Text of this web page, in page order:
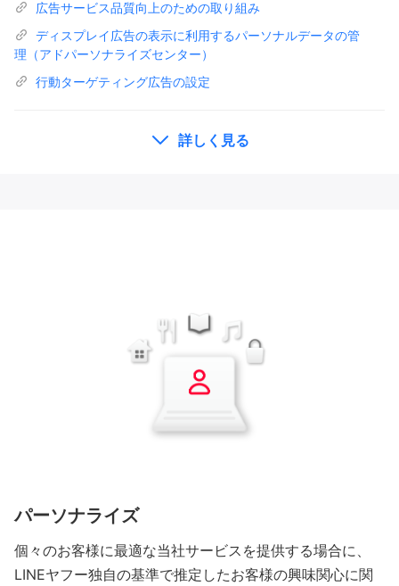
広告サービス品質向上のための取り組み
ディスプレイ広告の表示に利用するパーソナルデータの管
理（アドパーソナライズセンター）
行動ターゲティング広告の設定
詳しく見る
パーソナライズ
個々のお客様に最適な当社サービスを提供する場合に、
LINEヤフー独自の基準で推定したお客様の興味関心に関